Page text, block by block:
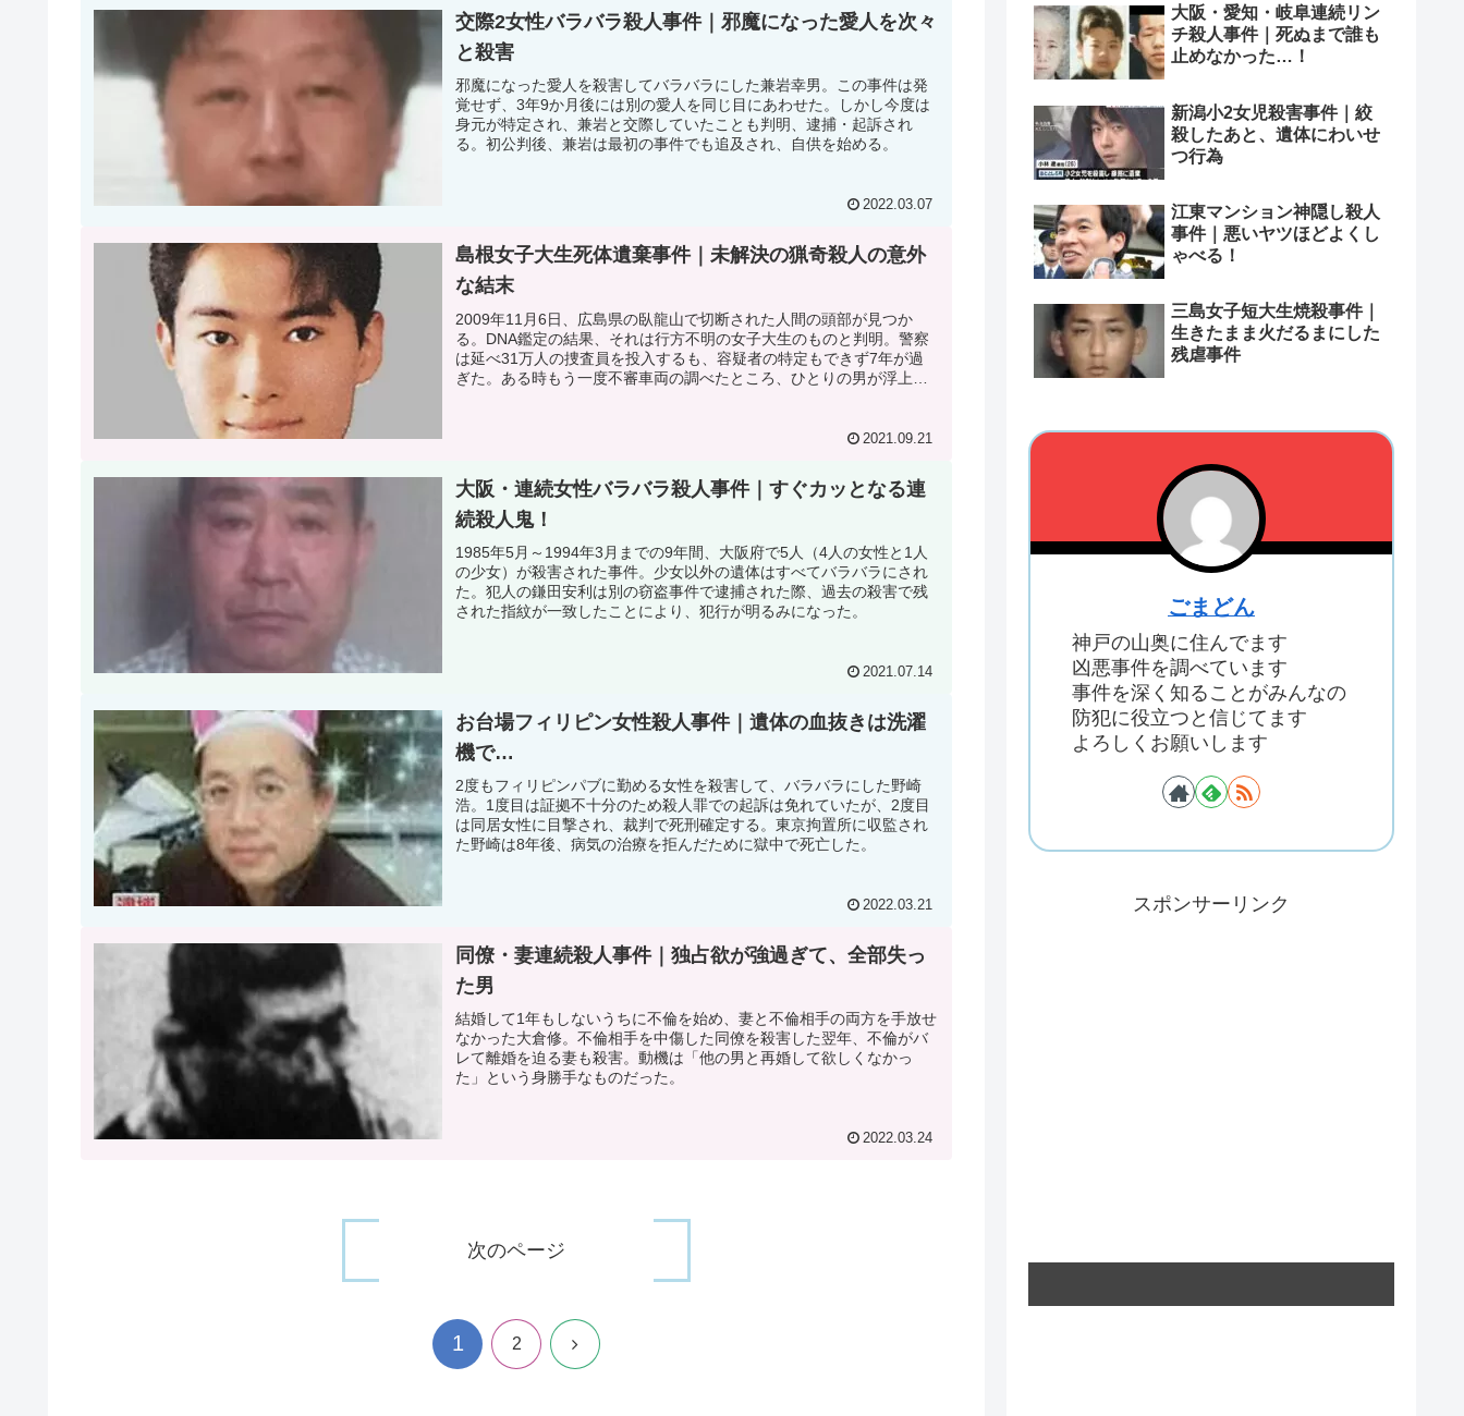
交際2女性バラバラ殺人事件｜邪魔になった愛人を次々
と殺害
邪魔になった愛人を殺害してバラバラにした兼岩幸男。この事件は発
覚せず、3年9か月後には別の愛人を同じ目にあわせた。しかし今度は
身元が特定され、兼岩と交際していたことも判明、逮捕・起訴され
る。初公判後、兼岩は最初の事件でも追及され、自供を始める。
2022.03.07
島根女子大生死体遺棄事件｜未解決の猟奇殺人の意外
な結末
2009年11月6日、広島県の臥龍山で切断された人間の頭部が見つか
る。DNA鑑定の結果、それは行方不明の女子大生のものと判明。警察
は延べ31万人の捜査員を投入するも、容疑者の特定もできず7年が過
ぎた。ある時もう一度不審車両の調べたところ、ひとりの男が浮上す
2021.09.21
大阪・連続女性バラバラ殺人事件｜すぐカッとなる連
続殺人鬼！
1985年5月～1994年3月までの9年間、大阪府で5人（4人の女性と1人
の少女）が殺害された事件。少女以外の遺体はすべてバラバラにされ
た。犯人の鎌田安利は別の窃盗事件で逮捕された際、過去の殺害で残
された指紋が一致したことにより、犯行が明るみになった。
2021.07.14
お台場フィリピン女性殺人事件｜遺体の血抜きは洗濯
機で…
2度もフィリピンパブに勤める女性を殺害して、バラバラにした野崎
浩。1度目は証拠不十分のため殺人罪での起訴は免れていたが、2度目
は同居女性に目撃され、裁判で死刑確定する。東京拘置所に収監され
た野崎は8年後、病気の治療を拒んだために獄中で死亡した。
2022.03.21
同僚・妻連続殺人事件｜独占欲が強過ぎて、全部失っ
た男
結婚して1年もしないうちに不倫を始め、妻と不倫相手の両方を手放せ
なかった大倉修。不倫相手を中傷した同僚を殺害した翌年、不倫がバ
レて離婚を迫る妻も殺害。動機は「他の男と再婚して欲しくなかっ
た」という身勝手なものだった。
2022.03.24
次のページ
1 2 次
大阪・愛知・岐阜連続リン
チ殺人事件｜死ぬまで誰も
止めなかった…！
新潟小2女児殺害事件｜絞
殺したあと、遺体にわいせ
つ行為
江東マンション神隠し殺人
事件｜悪いヤツほどよくし
ゃべる！
三島女子短大生焼殺事件｜
生きたまま火だるまにした
残虐事件
ごまどん
神戸の山奥に住んでます
凶悪事件を調べています
事件を深く知ることがみんなの
防犯に役立つと信じてます
よろしくお願いします
スポンサーリンク